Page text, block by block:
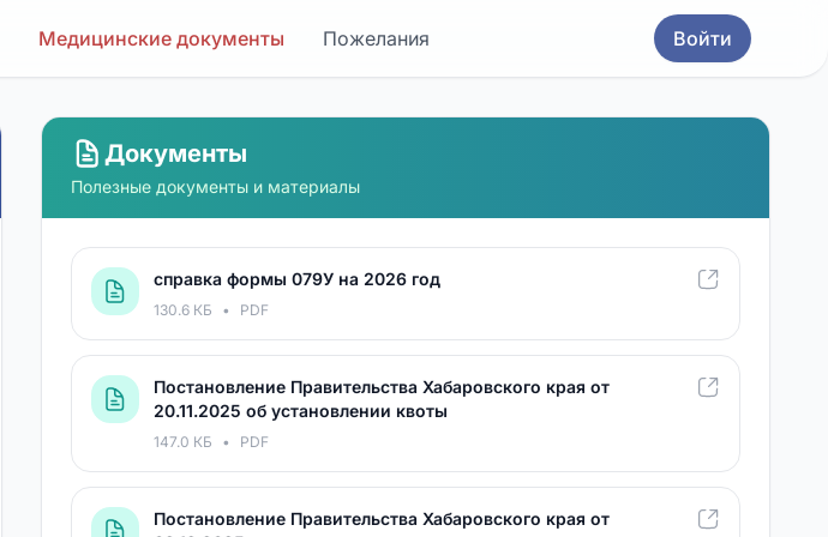
Медицинские документы Пожелания Войти
Документы
Полезные документы и материалы
справка формы 079У на 2026 год
130.6 КБ • PDF
Постановление Правительства Хабаровского края от
20.11.2025 об установлении квоты
147.0 КБ • PDF
Постановление Правительства Хабаровского края от